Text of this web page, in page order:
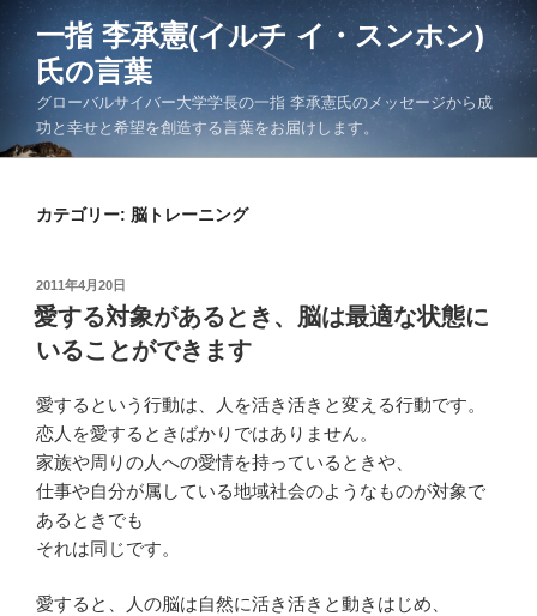
へ
一指 李承憲(イルチ イ・スンホン)
氏の言葉
グローバルサイバー大学学長の一指 李承憲氏のメッセージから成
功と幸せと希望を創造する言葉をお届けします。
カテゴリー: 脳トレーニング
投
稿
日:
2011年4月20日
愛する対象があるとき、脳は最適な状態に
いることができます
愛するという行動は、人を活き活きと変える行動です。
恋人を愛するときばかりではありません。
家族や周りの人への愛情を持っているときや、
仕事や自分が属している地域社会のようなものが対象で
あるときでも
それは同じです。
愛すると、人の脳は自然に活き活きと動きはじめ、